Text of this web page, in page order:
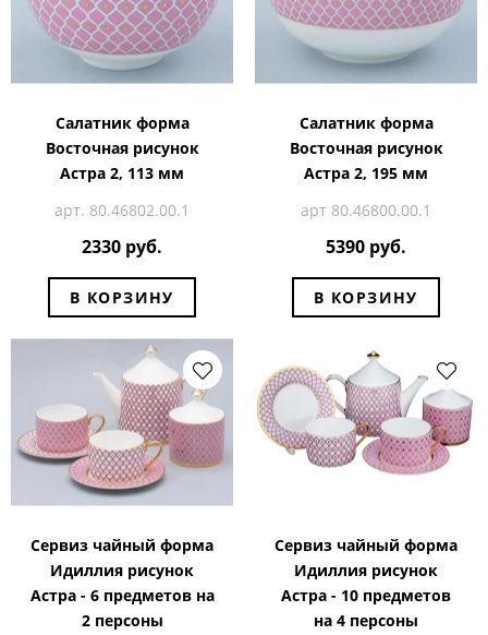
Салатник форма
Восточная рисунок
Астра 2, 113 мм
арт. 80.46802.00.1
2330 руб.
В КОРЗИНУ
Салатник форма
Восточная рисунок
Астра 2, 195 мм
арт 80.46800.00.1
5390 руб.
В КОРЗИНУ
Сервиз чайный форма
Идиллия рисунок
Астра - 6 предметов на
2 персоны
Сервиз чайный форма
Идиллия рисунок
Астра - 10 предметов
на 4 персоны